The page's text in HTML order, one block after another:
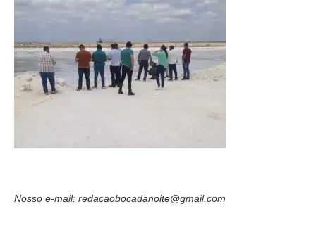
Nosso e-mail: redacaobocadanoite@gmail.com